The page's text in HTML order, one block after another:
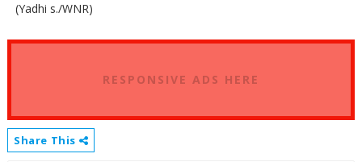
(Yadhi s./WNR)
RESPONSIVE ADS HERE
Share This